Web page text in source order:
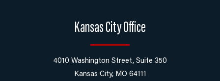
Kansas City Office
4010 Washington Street, Suite 350
Kansas City, MO 64111